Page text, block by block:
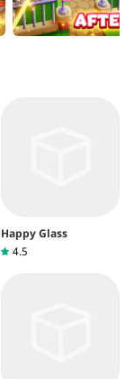
Happy Glass
4.5